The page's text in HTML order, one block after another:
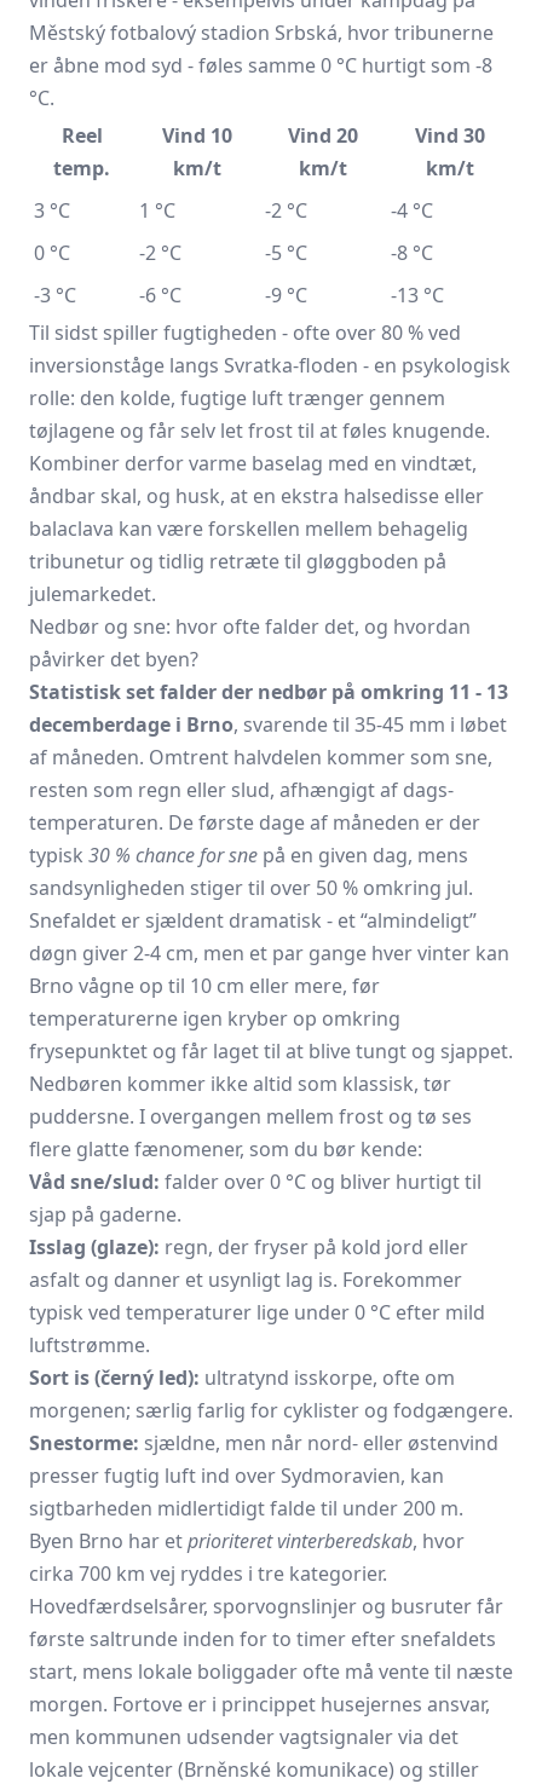
Městský fotbalový stadion Srbská, hvor tribunerne
er åbne mod syd - føles samme 0 °C hurtigt som ‑8
°C.
Reel
temp.
Vind 10
km/t
Vind 20
km/t
Vind 30
km/t
3 °C
1 °C -2 °C
-4 °C
0 °C
-2 °C -5 °C
-8 °C
-3 °C
-6 °C -9 °C
-13 °C
Til sidst spiller fugtigheden - ofte over 80 % ved
inversionståge langs Svratka-floden - en psykologisk
rolle: den kolde, fugtige luft trænger gennem
tøjlagene og får selv let frost til at føles knugende.
Kombiner derfor varme baselag med en vindtæt,
åndbar skal, og husk, at en ekstra halsedisse eller
balaclava kan være forskellen mellem behagelig
tribunetur og tidlig retræte til gløgg­boden på
julemarkedet.
Nedbør og sne: hvor ofte falder det, og hvordan
påvirker det byen?
Statistisk set falder der nedbør på omkring 11 - 13
decemberdage i Brno, svarende til 35-45 mm i løbet
af måneden. Omtrent halvdelen kommer som sne,
resten som regn eller slud, afhængigt af dags­
temperaturen. De første dage af måneden er der
typisk 30 % chance for sne på en given dag, mens
sandsynligheden stiger til over 50 % omkring jul.
Snefaldet er sjældent dramatisk - et “almindeligt”
døgn giver 2-4 cm, men et par gange hver vinter kan
Brno vågne op til 10 cm eller mere, før
temperaturerne igen kryber op omkring
frysepunktet og får laget til at blive tungt og sjappet.
Nedbøren kommer ikke altid som klassisk, tør
puddersne. I overgangen mellem frost og tø ses
flere glatte fænomener, som du bør kende:
Våd sne/slud: falder over 0 °C og bliver hurtigt til
sjap på gaderne.
Isslag (glaze): regn, der fryser på kold jord eller
asfalt og danner et usynligt lag is. Forekommer
typisk ved temperaturer lige under 0 °C efter mild
luftstrømme.
Sort is (černý led): ultratynd isskorpe, ofte om
morgenen; særlig farlig for cyklister og fodgængere.
Snestorme: sjældne, men når nord- eller østenvind
presser fugtig luft ind over Sydmoravien, kan
sigtbarheden midlertidigt falde til under 200 m.
Byen Brno har etprioriteret vinterberedskab, hvor
cirka 700 km vej ryddes i tre kategorier.
Hovedfærdselsårer, sporvognslinjer og busruter får
første saltrunde inden for to timer efter snefaldets
start, mens lokale boliggader ofte må vente til næste
morgen. Fortove er i princippet husejernes ansvar,
men kommunen udsender vagtsignaler via det
lokale vejcenter (Brněnské komunikace) og stiller